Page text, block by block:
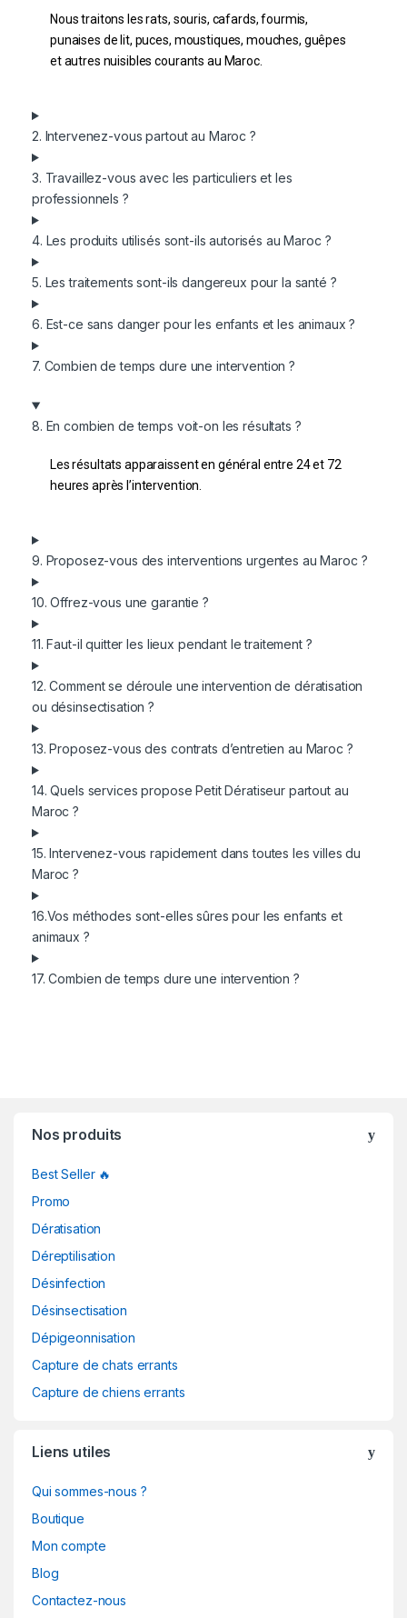
Nous traitons les rats, souris, cafards, fourmis,
punaises de lit, puces, moustiques, mouches, guêpes
et autres nuisibles courants au Maroc.
2. Intervenez-vous partout au Maroc ?
3. Travaillez-vous avec les particuliers et les
professionnels ?
4. Les produits utilisés sont-ils autorisés au Maroc ?
5. Les traitements sont-ils dangereux pour la santé ?
6. Est-ce sans danger pour les enfants et les animaux ?
7. Combien de temps dure une intervention ?
8. En combien de temps voit-on les résultats ?
Les résultats apparaissent en général entre 24 et 72
heures après l’intervention.
9. Proposez-vous des interventions urgentes au Maroc ?
10. Offrez-vous une garantie ?
11. Faut-il quitter les lieux pendant le traitement ?
12. Comment se déroule une intervention de dératisation
ou désinsectisation ?
13. Proposez-vous des contrats d’entretien au Maroc ?
14. Quels services propose Petit Dératiseur partout au
Maroc ?
15. Intervenez-vous rapidement dans toutes les villes du
Maroc ?
16.Vos méthodes sont-elles sûres pour les enfants et
animaux ?
17. Combien de temps dure une intervention ?
Nos produits
Best Seller 🔥
Promo
Dératisation
Déreptilisation
Désinfection
Désinsectisation
Dépigeonnisation
Capture de chats errants
Capture de chiens errants
Liens utiles
Qui sommes-nous ?
Boutique
Mon compte
Blog
Contactez-nous